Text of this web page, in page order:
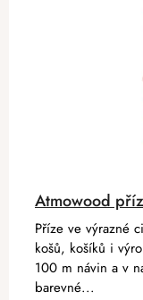
Atmowood
Příze ve výrazné
košů, košíků i
100 m návin a v
barevné...